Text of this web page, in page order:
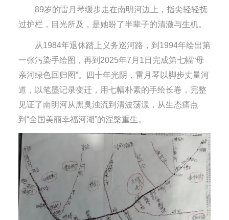
89岁的雷月琴缓步走在南明河边上，指尖轻轻抚
过护栏，目光所及，是她盼了半辈子的清澈与生机。
从1984年退休踏上义务巡河路，到1994年绘出第
一张污染手绘图，再到2025年7月1日完成第七幅“母
亲河绿色回归图”。四十年光阴，雷月琴以脚步丈量河
道，以笔墨记录变迁，用七幅朴素的手绘长卷，完整
见证了南明河从黑臭浊流到清波荡漾，从生态痛点
到“全国美丽幸福河湖”的涅槃重生。